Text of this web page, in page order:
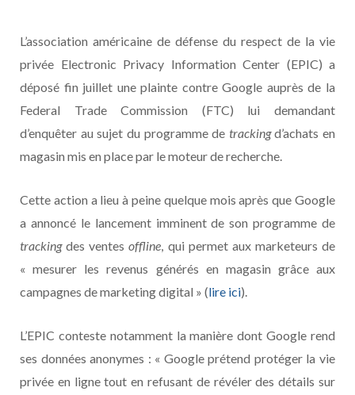
L’association américaine de défense du respect de la vie
privée Electronic Privacy Information Center (EPIC) a
déposé fin juillet une plainte contre Google auprès de la
Federal Trade Commission (FTC) lui demandant
d’enquêter au sujet du programme de trackingd’achats en
magasin mis en place par le moteur de recherche.
Cette action a lieu à peine quelque mois après que Google
a annoncé le lancement imminent de son programme de
trackingdes ventesoffline , qui permet aux marketeurs de
« mesurer les revenus générés en magasin grâce aux
campagnes de marketing digital » (lire ici).
L’EPIC conteste notamment la manière dont Google rend
ses données anonymes : « Google prétend protéger la vie
privée en ligne tout en refusant de révéler des détails sur